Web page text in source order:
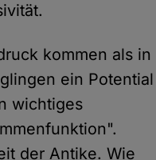
kommen als in
ein Potential
wichtiges
der Antike. Wie